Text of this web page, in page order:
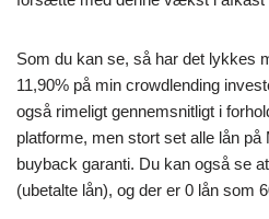
Som du kan se, så har det lykkes
11,90% på min crowdlending
også rimeligt gennemsnitligt i
platforme, men stort set alle lån
buyback garanti. Du kan også se
(ubetalte lån), og der er 0 lån som